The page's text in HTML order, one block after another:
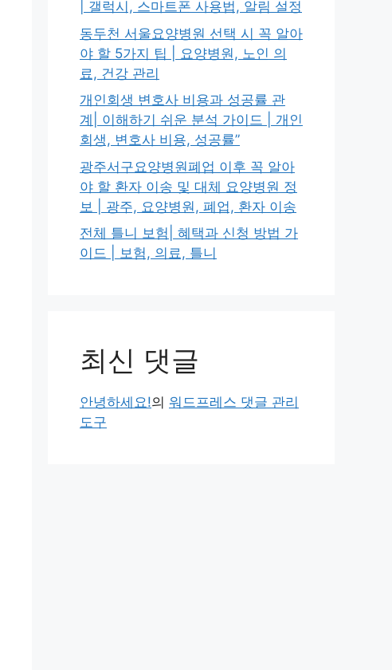
| 갤럭시, 스마트폰 사용법, 알림 설정
동두천 서울요양병원 선택 시 꼭 알아
야 할 5가지 팁 | 요양병원, 노인 의
료, 건강 관리
개인회생 변호사 비용과 성공률 관
계| 이해하기 쉬운 분석 가이드 | 개인
회생, 변호사 비용, 성공률”
광주서구요양병원폐업 이후 꼭 알아
야 할 환자 이송 및 대체 요양병원 정
보 | 광주, 요양병원, 폐업, 환자 이송
전체 틀니 보험| 혜택과 신청 방법 가
이드 | 보험, 의료, 틀니
최신 댓글
안녕하세요!의 워드프레스 댓글 관리
도구